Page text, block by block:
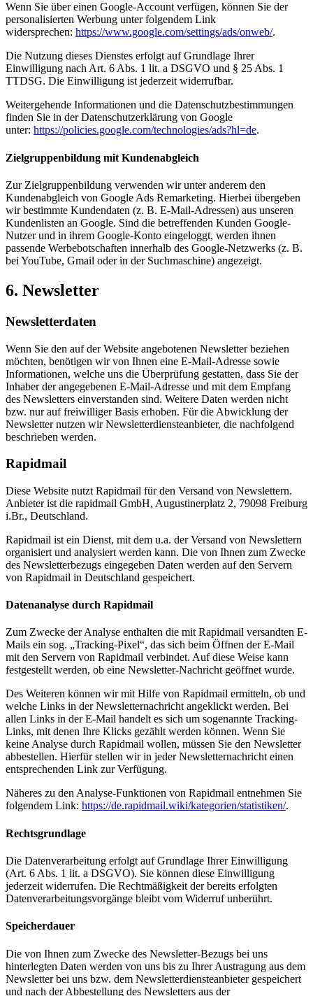
Wenn Sie über einen Google-Account verfügen, können Sie der
personalisierten Werbung unter folgendem Link
widersprechen: https://www.google.com/settings/ads/onweb/.
Die Nutzung dieses Dienstes erfolgt auf Grundlage Ihrer
Einwilligung nach Art. 6 Abs. 1 lit. a DSGVO und § 25 Abs. 1
TTDSG. Die Einwilligung ist jederzeit widerrufbar.
Weitergehende Informationen und die Datenschutzbestimmungen
finden Sie in der Datenschutzerklärung von Google
unter: https://policies.google.com/technologies/ads?hl=de.
Zielgruppenbildung mit Kundenabgleich
Zur Zielgruppenbildung verwenden wir unter anderem den
Kundenabgleich von Google Ads Remarketing. Hierbei übergeben
wir bestimmte Kundendaten (z. B. E-Mail-Adressen) aus unseren
Kundenlisten an Google. Sind die betreffenden Kunden Google-
Nutzer und in ihrem Google-Konto eingeloggt, werden ihnen
passende Werbebotschaften innerhalb des Google-Netzwerks (z. B.
bei YouTube, Gmail oder in der Suchmaschine) angezeigt.
6. Newsletter
Newsletter­daten
Wenn Sie den auf der Website angebotenen Newsletter beziehen
möchten, benötigen wir von Ihnen eine E-Mail-Adresse sowie
Informationen, welche uns die Überprüfung gestatten, dass Sie der
Inhaber der angegebenen E-Mail-Adresse und mit dem Empfang
des Newsletters einverstanden sind. Weitere Daten werden nicht
bzw. nur auf freiwilliger Basis erhoben. Für die Abwicklung der
Newsletter nutzen wir Newsletterdiensteanbieter, die nachfolgend
beschrieben werden.
Rapidmail
Diese Website nutzt Rapidmail für den Versand von Newslettern.
Anbieter ist die rapidmail GmbH, Augustinerplatz 2, 79098 Freiburg
i.Br., Deutschland.
Rapidmail ist ein Dienst, mit dem u.a. der Versand von Newslettern
organisiert und analysiert werden kann. Die von Ihnen zum Zwecke
des Newsletterbezugs eingegeben Daten werden auf den Servern
von Rapidmail in Deutschland gespeichert.
Datenanalyse durch Rapidmail
Zum Zwecke der Analyse enthalten die mit Rapidmail versandten E-
Mails ein sog. „Tracking-Pixel“, das sich beim Öffnen der E-Mail
mit den Servern von Rapidmail verbindet. Auf diese Weise kann
festgestellt werden, ob eine Newsletter-Nachricht geöffnet wurde.
Des Weiteren können wir mit Hilfe von Rapidmail ermitteln, ob und
welche Links in der Newsletternachricht angeklickt werden. Bei
allen Links in der E-Mail handelt es sich um sogenannte Tracking-
Links, mit denen Ihre Klicks gezählt werden können. Wenn Sie
keine Analyse durch Rapidmail wollen, müssen Sie den Newsletter
abbestellen. Hierfür stellen wir in jeder Newsletternachricht einen
entsprechenden Link zur Verfügung.
Näheres zu den Analyse-Funktionen von Rapidmail entnehmen Sie
folgendem Link: https://de.rapidmail.wiki/kategorien/statistiken/.
Rechtsgrundlage
Die Datenverarbeitung erfolgt auf Grundlage Ihrer Einwilligung
(Art. 6 Abs. 1 lit. a DSGVO). Sie können diese Einwilligung
jederzeit widerrufen. Die Rechtmäßigkeit der bereits erfolgten
Datenverarbeitungsvorgänge bleibt vom Widerruf unberührt.
Speicherdauer
Die von Ihnen zum Zwecke des Newsletter-Bezugs bei uns
hinterlegten Daten werden von uns bis zu Ihrer Austragung aus dem
Newsletter bei uns bzw. dem Newsletterdiensteanbieter gespeichert
und nach der Abbestellung des Newsletters aus der